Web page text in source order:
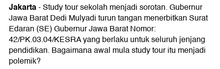
Jakarta-Study tour sekolah menjadi sorotan. Gubernur
Jawa Barat Dedi Mulyadi turun tangan menerbitkan Surat
Edaran (SE) Gubernur Jawa Barat Nomor:
42/PK.03.04/KESRA yang berlaku untuk seluruh jenjang
pendidikan. Bagaimana awal mula study tour itu menjadi
polemik?